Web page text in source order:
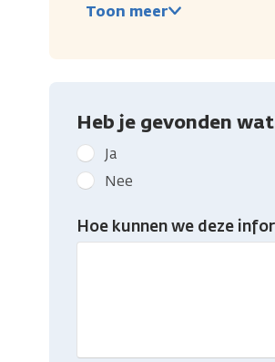
Toon meer
Heb je gevonden
Geef
kanker.nl
feedback:
Heb
je
Ja
Nee
Hoe kunnen we deze